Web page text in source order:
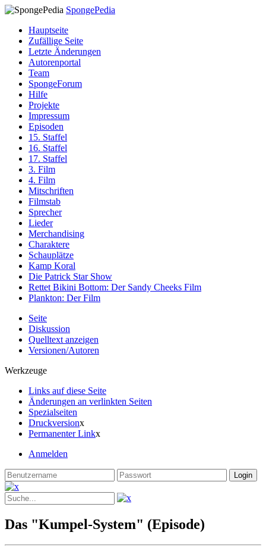
SpongePedia
Hauptseite
Zufällige Seite
Letzte Änderungen
Autorenportal
Team
SpongeForum
Hilfe
Projekte
Impressum
Episoden
15. Staffel
16. Staffel
17. Staffel
3. Film
4. Film
Mitschriften
Filmstab
Sprecher
Lieder
Merchandising
Charaktere
Schauplätze
Kamp Koral
Die Patrick Star Show
Rettet Bikini Bottom: Der Sandy Cheeks Film
Plankton: Der Film
Seite
Diskussion
Quelltext anzeigen
Versionen/Autoren
Werkzeuge
Links auf diese Seite
Änderungen an verlinkten Seiten
Spezialseiten
Druckversionx
Permanenter Linkx
Anmelden
Das "Kumpel-System" (Episode)